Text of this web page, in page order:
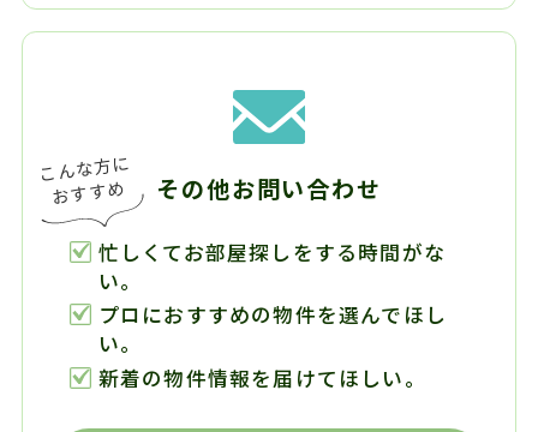
その他お問い合わせ
忙しくてお部屋探しをする時間がな
い。
プロにおすすめの物件を選んでほし
い。
新着の物件情報を届けてほしい。